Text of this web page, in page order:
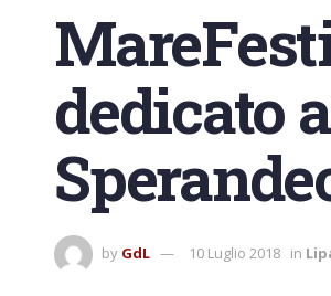
dedicato
by GdL 10 Luglio 2018 in